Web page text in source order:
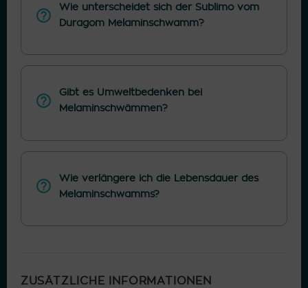
Wie unterscheidet sich der Sublimo vom
Duragom Melaminschwamm?
Gibt es Umweltbedenken bei
Melaminschwämmen?
Wie verlängere ich die Lebensdauer des
Melaminschwamms?
ZUSÄTZLICHE INFORMATIONEN